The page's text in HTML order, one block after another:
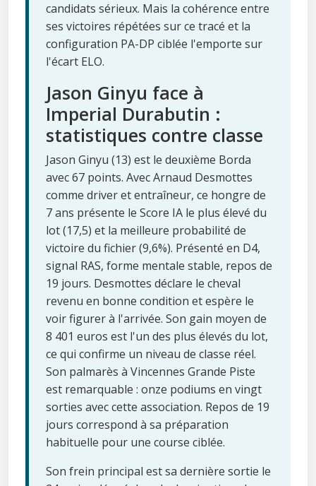
candidats sérieux. Mais la cohérence entre
ses victoires répétées sur ce tracé et la
configuration PA-DP ciblée l'emporte sur
l'écart ELO.
Jason Ginyu face à
Imperial Durabutin :
statistiques contre classe
Jason Ginyu (13) est le deuxième Borda
avec 67 points. Avec Arnaud Desmottes
comme driver et entraîneur, ce hongre de
7 ans présente le Score IA le plus élevé du
lot (17,5) et la meilleure probabilité de
victoire du fichier (9,6%). Présenté en D4,
signal RAS, forme mentale stable, repos de
19 jours. Desmottes déclare le cheval
revenu en bonne condition et espère le
voir figurer à l'arrivée. Son gain moyen de
8 401 euros est l'un des plus élevés du lot,
ce qui confirme un niveau de classe réel.
Son palmarès à Vincennes Grande Piste
est remarquable : onze podiums en vingt
sorties avec cette association. Repos de 19
jours correspond à sa préparation
habituelle pour une course ciblée.
Son frein principal est sa dernière sortie le